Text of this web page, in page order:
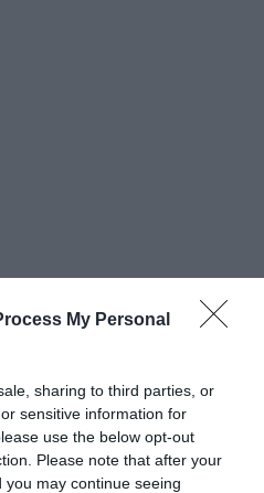
My Personal
sharing to third parties, or
sensitive information for
use the below opt-out
Please note that after your
may continue seeing